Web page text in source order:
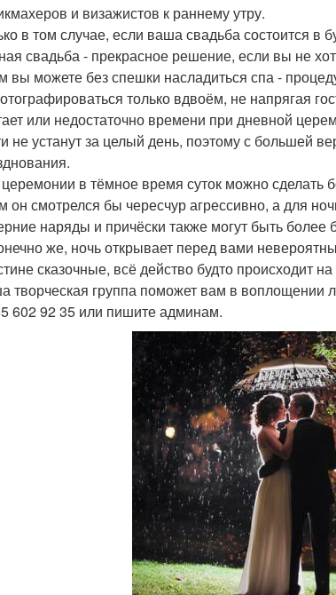
и визажистов к раннему утру.
в том случае, если ваша свадьба состоится в
свадьба - прекрасное решение, если вы не
вы можете без спешки насладиться спа -
только вдвоём, не напрягая
или недостаточно времени при дневной
не устанут за целый день, поэтому с большей
в тёмное время суток можно сделать
он смотрелся бы чересчур агрессивно, а для
наряды и причёски также могут быть
же, ночь открывает перед вами
сказочные, всё действо будто происходит
творческая группа поможет вам в
602 92 35 или пишите админам.